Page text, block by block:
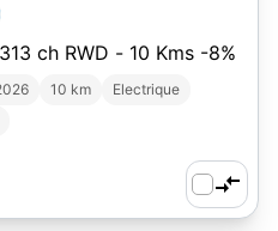
ch RWD - 10 Kms -8%
10 km
Electrique